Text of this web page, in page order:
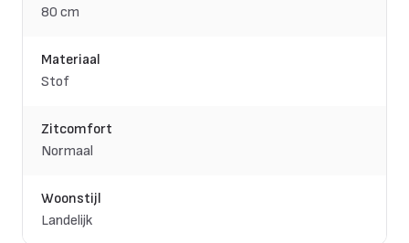
80 cm
Materiaal
Stof
Zitcomfort
Normaal
Woonstijl
Landelijk